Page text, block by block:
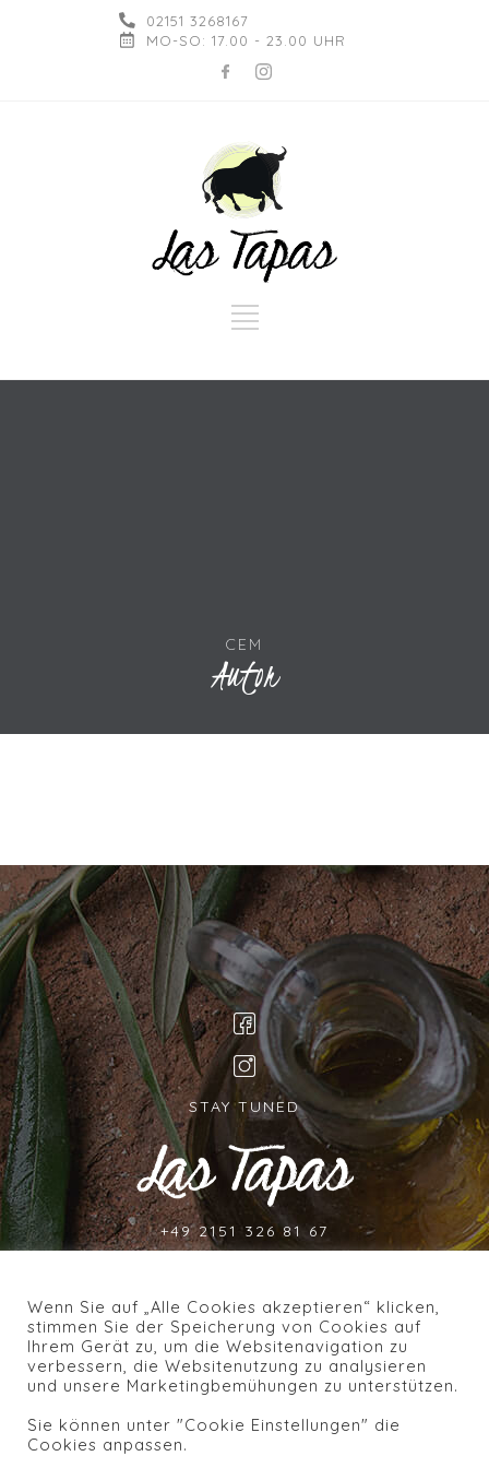
02151 3268167
MO-SO: 17.00 - 23.00 UHR
CEM
Autor
STAY TUNED
+49 2151 326 81 67
Impressum
Wenn Sie auf „Alle Cookies akzeptieren“ klicken,
stimmen Sie der Speicherung von Cookies auf
Ihrem Gerät zu, um die Websitenavigation zu
verbessern, die Websitenutzung zu analysieren
und unsere Marketingbemühungen zu unterstützen.
Sie können unter "Cookie Einstellungen" die
Cookies anpassen.